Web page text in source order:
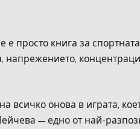
просто книга за
напрежението,
всичко онова в играта,
— едно от най-